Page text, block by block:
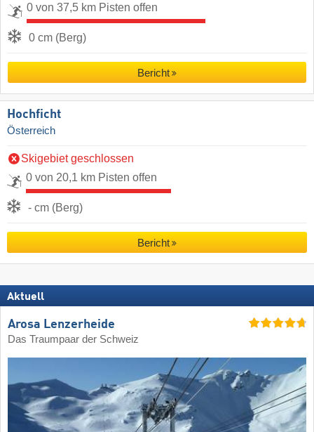
0 von 37,5 km Pisten offen
0 cm (Berg)
Bericht
Hochficht
Österreich
Skigebiet geschlossen
0 von 20,1 km Pisten offen
- cm (Berg)
Bericht
Aktuell
Arosa Lenzerheide
Das Traumpaar der Schweiz